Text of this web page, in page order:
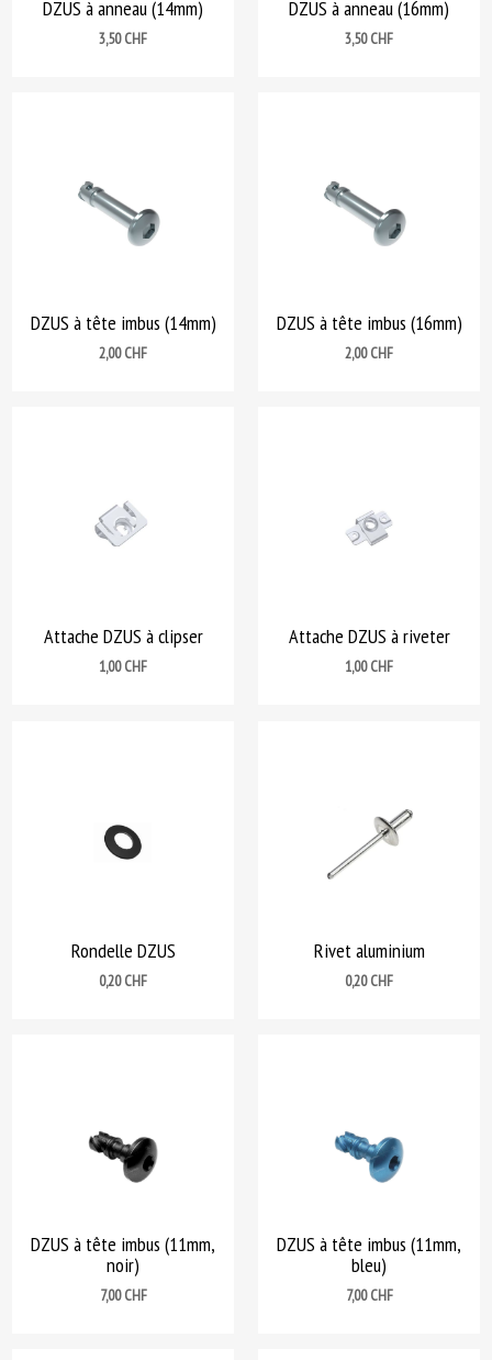
DZUS à anneau (14mm)
Prix
3,50 CHF
DZUS à anneau (16mm)
Prix
3,50 CHF
DZUS à tête imbus (14mm)
Prix
2,00 CHF
DZUS à tête imbus (16mm)
Prix
2,00 CHF
Attache DZUS à clipser
Prix
1,00 CHF
Attache DZUS à riveter
Prix
1,00 CHF
Rondelle DZUS
Prix
0,20 CHF
Rivet aluminium
Prix
0,20 CHF
DZUS à tête imbus (11mm,
noir)
Prix
7,00 CHF
DZUS à tête imbus (11mm,
bleu)
Prix
7,00 CHF